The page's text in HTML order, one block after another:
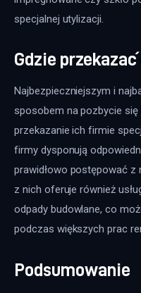
specjalnej utylizacji.
Gdzie
Najbezpieczniejszym i
sposobem na pozbycie
przekazanie ich firmie
firmy dysponują
prawidłowo postępować z
z nich oferuje również
odpady budowlane, co
podczas większych prac
Podsumowanie